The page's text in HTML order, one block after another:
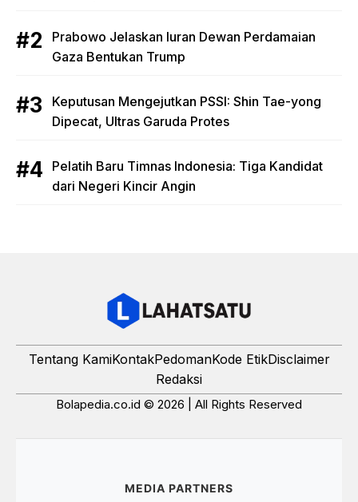
Prabowo Jelaskan Iuran Dewan Perdamaian
Gaza Bentukan Trump
Keputusan Mengejutkan PSSI: Shin Tae-yong
Dipecat, Ultras Garuda Protes
Pelatih Baru Timnas Indonesia: Tiga Kandidat
dari Negeri Kincir Angin
Tentang KamiKontakPedomanKode EtikDisclaimer
Redaksi
Bolapedia.co.id © 2026 | All Rights Reserved
MEDIA PARTNERS